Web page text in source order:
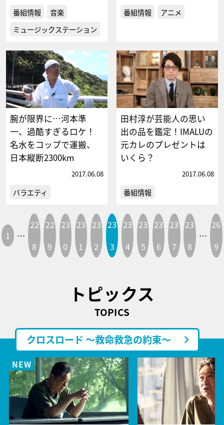
番組情報
音楽
ミュージックステーション
番組情報 アニメ
腕が限界に…河本準
一、過酷すぎるロケ！
名水をコップで運搬、
日本縦断2300km
2017.06.08
バラエティ
田村淳が芸能人の思い
出の品を鑑定！IMALUの
元カレのプレゼントは
いくら？
2017.06.08
番組情報
1 …
22
8
22
9
23
0
23
1
23
2
23
3
23
4
23
5
23
6
23
7
23
8
…
26
9
トピックス
TOPICS
クロスロード ～救命救急の約束～